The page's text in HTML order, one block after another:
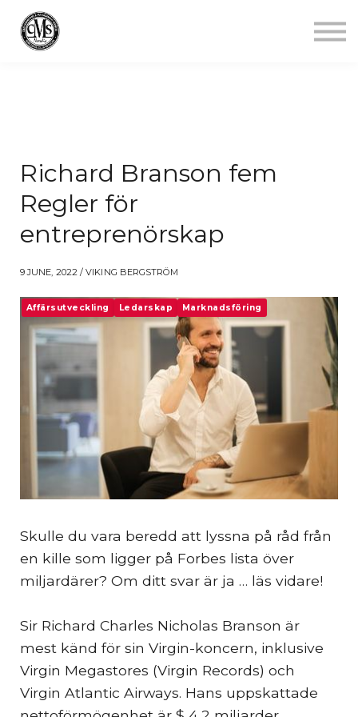
Richard Branson fem
Regler för
entreprenörskap
9 JUNE, 2022 / VIKING BERGSTRÖM
Affärsutveckling Ledarskap Marknadsföring
Skulle du vara beredd att lyssna på råd från
en kille som ligger på Forbes lista över
miljardärer? Om ditt svar är ja … läs vidare!
Sir Richard Charles Nicholas Branson är
mest känd för sin Virgin-koncern, inklusive
Virgin Megastores (Virgin Records) och
Virgin Atlantic Airways. Hans uppskattade